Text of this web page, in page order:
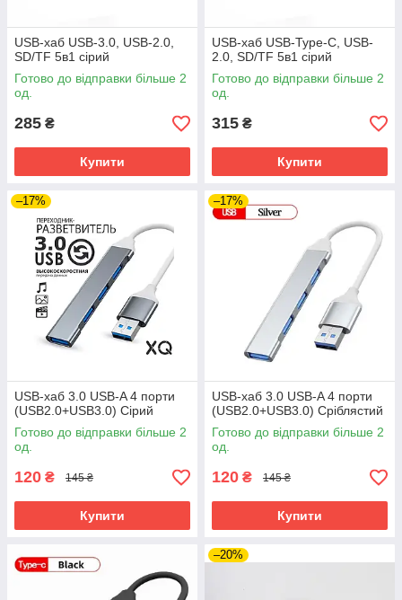
USB-хаб USB-3.0, USB-2.0,
SD/TF 5в1 сірий
Готово до відправки більше 2
од.
285 ₴
Купити
USB-хаб USB-Type-C, USB-
2.0, SD/TF 5в1 сірий
Готово до відправки більше 2
од.
315 ₴
Купити
–17%
USB-хаб 3.0 USB-A 4 порти
(USB2.0+USB3.0) Сірий
Готово до відправки більше 2
од.
120 ₴ 145 ₴
Купити
–17%
USB-хаб 3.0 USB-A 4 порти
(USB2.0+USB3.0) Сріблястий
Готово до відправки більше 2
од.
120 ₴ 145 ₴
Купити
–20%